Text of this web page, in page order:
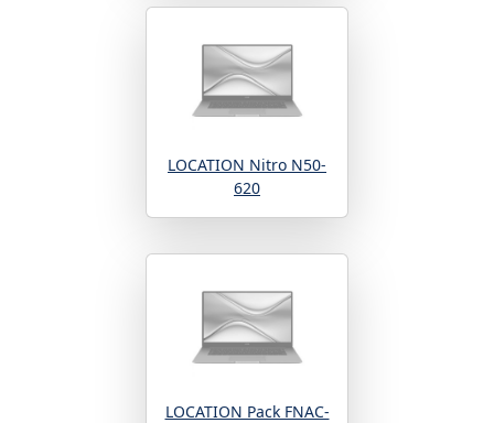
LOCATION Nitro N50-
620
LOCATION Pack FNAC-